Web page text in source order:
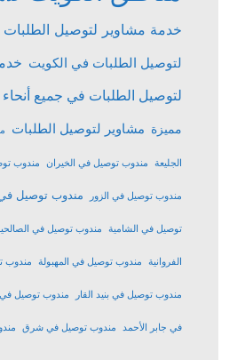
خدمة مشاوير لتوصيل الطلبات
لتوصيل الطلبات في الكويت
لتوصيل الطلبات في جميع
مميزة مشاوير لتوصيل الطلبات
الجليعة مندوب توصيل في الخيران مندوب
مندوب توصيل في الزور مندوب توصيل
توصيل في الشامية مندوب توصيل في
الفروانية مندوب توصيل في المهبولة مندوب
مندوب توصيل في بنيد القار مندوب توصيل في
في جابر الأحمد مندوب توصيل في شرق